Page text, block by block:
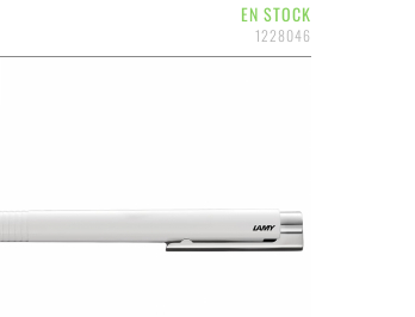
EN STOCK
1228046